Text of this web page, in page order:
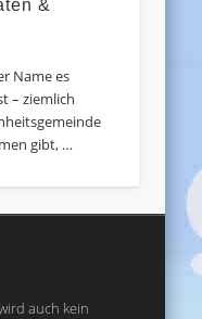
&
Name es
– ziemlich
gibt, …
auch kein